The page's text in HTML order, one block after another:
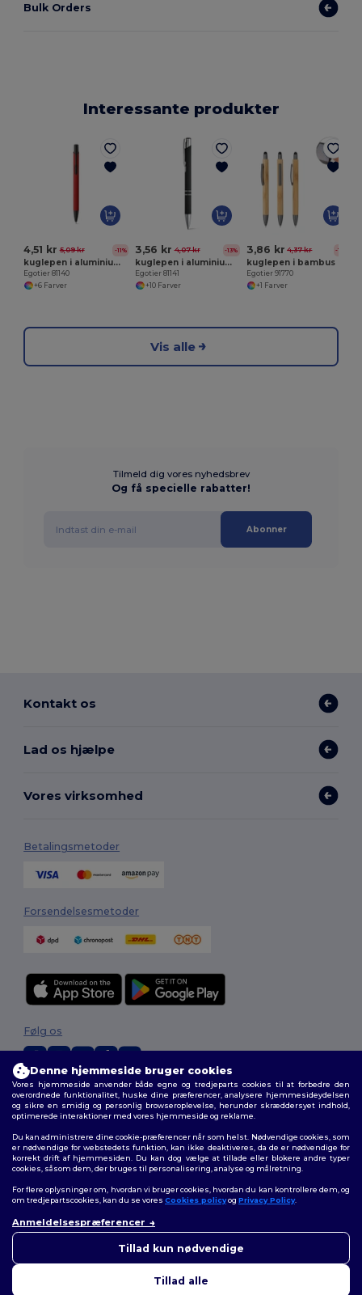
Bulk Orders
Interessante produkter
4,51 kr 5,09 kr -11%
kuglepen i aluminium med rubber touch
Egotier 81140
+6 Farver
3,56 kr 4,07 kr -13%
kuglepen i aluminium med rubber touch
Egotier 81141
+10 Farver
3,86 kr 4,37 kr -12%
Egotier 91770
+1 Farver
Vis alle
Tilmeld dig vores nyhedsbrev
Og få specielle rabatter!
Abonner
Kontakt os
Lad os hjælpe
Vores virksomhed
Betalingsmetoder
Forsendelsesmetoder
2026. Alle rettigheder forbeholdes
Vilkår og Betingelser|Tilpasset politik|Fortrolighedspolitik|Politik for
cookies|Sitemap
Følg os
Denne hjemmeside bruger cookies
Vores hjemmeside anvender både egne og tredjeparts cookies til at forbedre den
overordnede funktionalitet, huske dine præferencer, analysere hjemmesideydelsen
og sikre en smidig og personlig browseroplevelse, herunder skræddersyet indhold,
optimerede interaktioner med vores hjemmeside og reklame.
Du kan administrere dine cookie-præferencer når som helst. Nødvendige cookies, som
er nødvendige for webstedets funktion, kan ikke deaktiveres, da de er nødvendige for
korrekt drift af hjemmesiden. Du kan dog vælge at tillade eller blokere andre typer
cookies, såsom dem, der bruges til personalisering, analyse og målretning.
For flere oplysninger om, hvordan vi bruger cookies, hvordan du kan kontrollere dem, og
om tredjepartscookies, kan du se vores Cookies policyog Privacy Policy.
Anmeldelsespræferencer
Tillad kun nødvendige
Tillad alle
bekymringer, kan du kontakte
er her for at hjælpe.